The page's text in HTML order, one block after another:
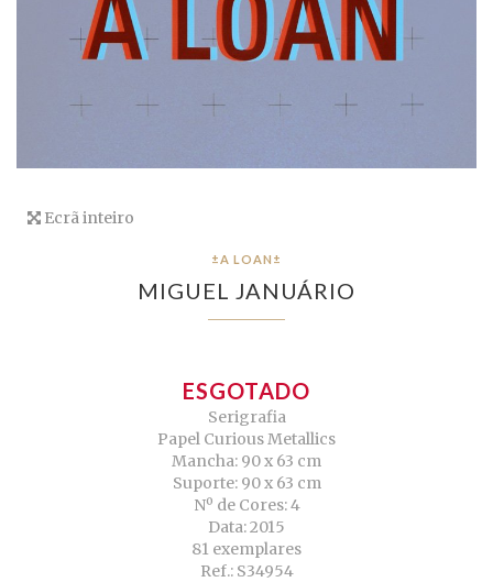
Ecrã inteiro
±A LOAN±
MIGUEL JANUÁRIO
ESGOTADO
Serigrafia
Papel Curious Metallics
Mancha: 90 x 63 cm
Suporte: 90 x 63 cm
Nº de Cores: 4
Data: 2015
81 exemplares
Ref.: S34954